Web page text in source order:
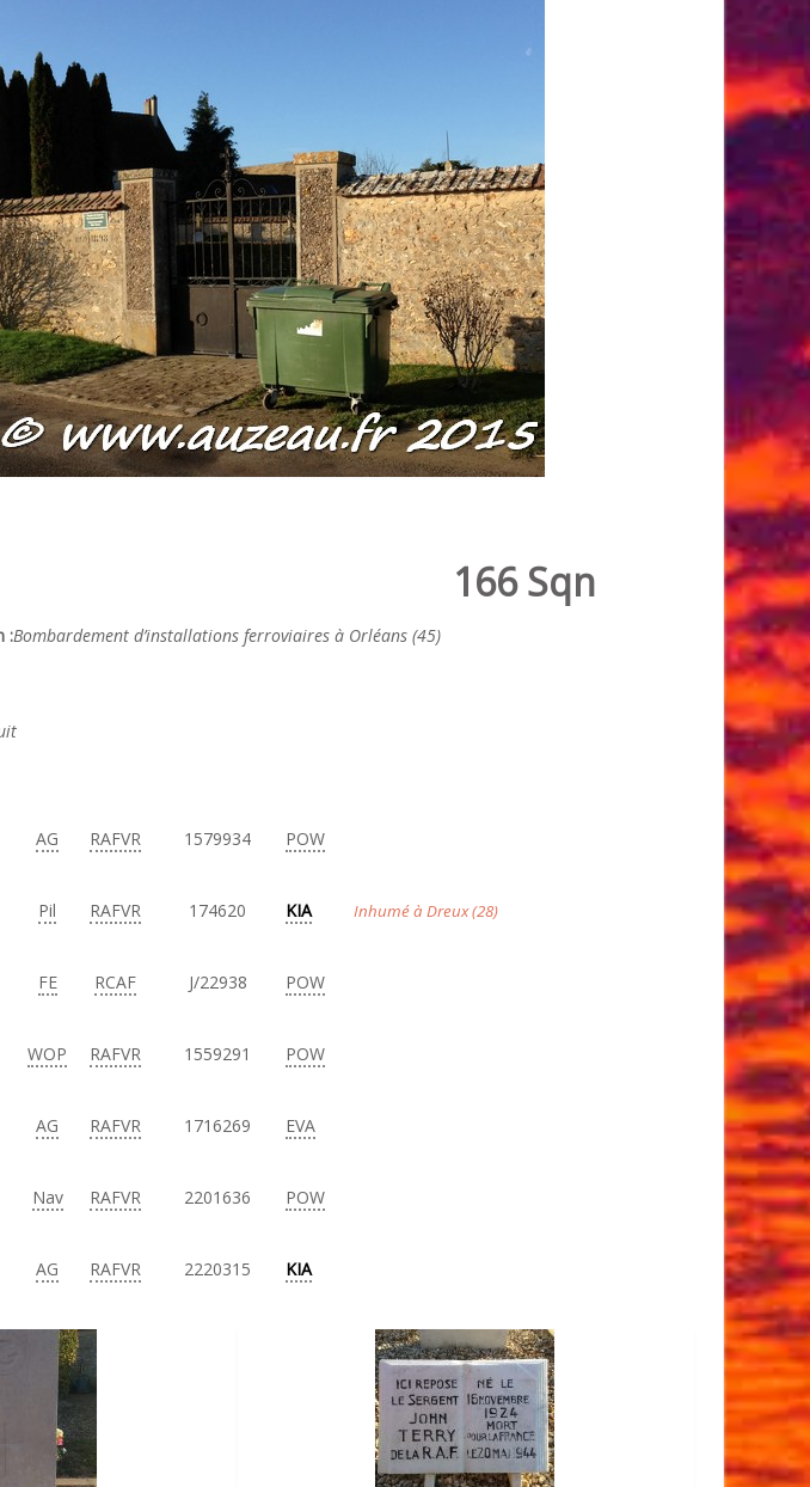
166 Sqn
:Bombardement d’installations ferroviaires à Orléans (45)
AG RAFVR 1579934 POW
Pil RAFVR 174620 KIA Inhumé à Dreux (28)
FE RCAF J/22938 POW
WOP RAFVR 1559291 POW
AG RAFVR 1716269 EVA
Nav RAFVR 2201636 POW
AG RAFVR 2220315 KIA